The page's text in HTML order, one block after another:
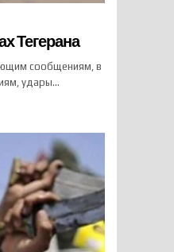
Тегерана
сообщениям, в
удары…